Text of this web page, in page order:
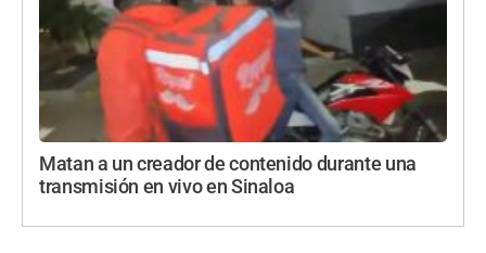
Matan a un creador de contenido durante una
transmisión en vivo en Sinaloa